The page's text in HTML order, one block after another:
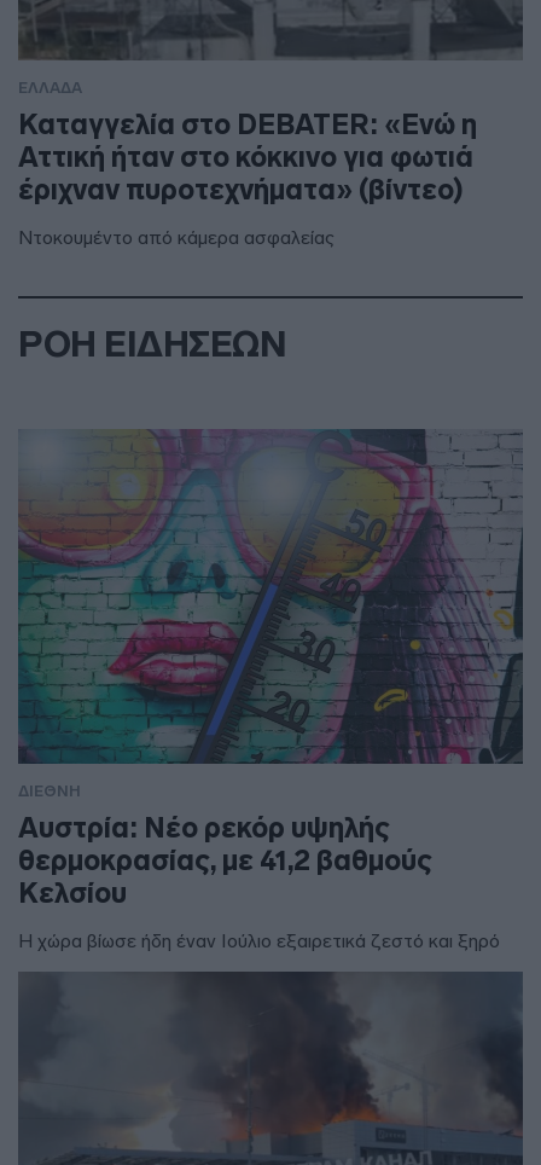
ΕΛΛΑΔΑ
Καταγγελία στο DEBATER: «Ενώ η
Αττική ήταν στο κόκκινο για φωτιά
έριχναν πυροτεχνήματα» (βίντεο)
Ντοκουμέντο από κάμερα ασφαλείας
ΡΟΗ ΕΙΔΗΣΕΩΝ
ΔΙΕΘΝΗ
Αυστρία: Νέο ρεκόρ υψηλής
θερμοκρασίας, με 41,2 βαθμούς
Κελσίου
Η χώρα βίωσε ήδη έναν Ιούλιο εξαιρετικά ζεστό και ξηρό